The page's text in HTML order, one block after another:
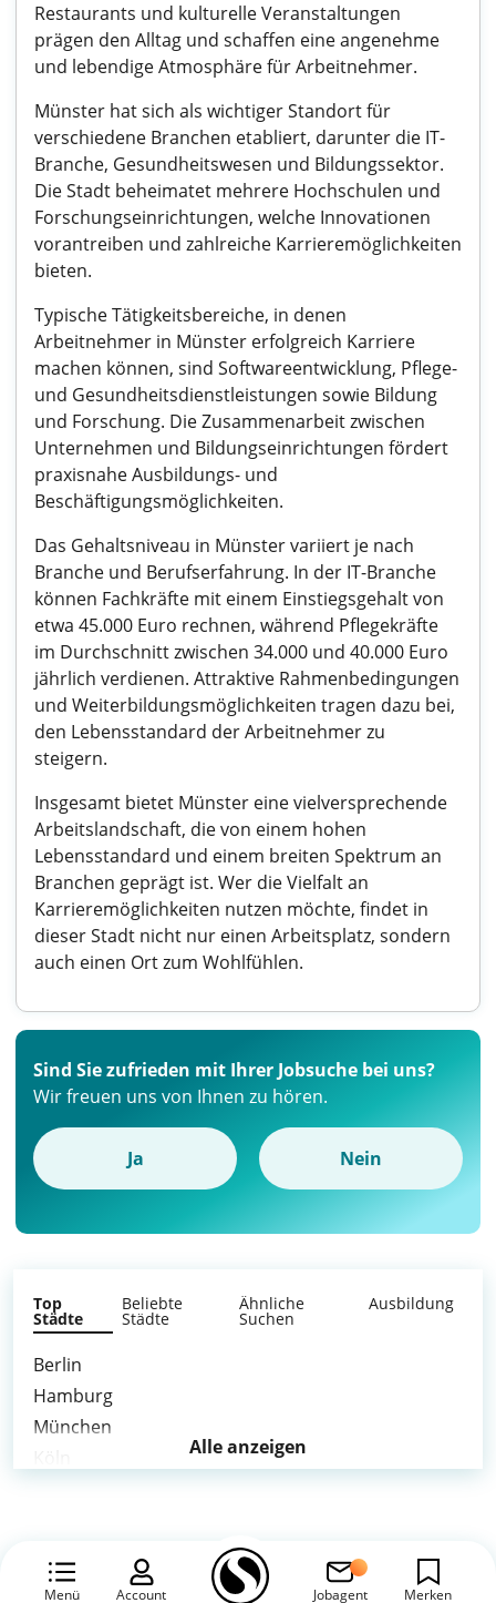
Restaurants und kulturelle Veranstaltungen
prägen den Alltag und schaffen eine angenehme
und lebendige Atmosphäre für Arbeitnehmer.
Münster hat sich als wichtiger Standort für
verschiedene Branchen etabliert, darunter die IT-
Branche, Gesundheitswesen und Bildungssektor.
Die Stadt beheimatet mehrere Hochschulen und
Forschungseinrichtungen, welche Innovationen
vorantreiben und zahlreiche Karrieremöglichkeiten
bieten.
Typische Tätigkeitsbereiche, in denen
Arbeitnehmer in Münster erfolgreich Karriere
machen können, sind Softwareentwicklung, Pflege-
und Gesundheitsdienstleistungen sowie Bildung
und Forschung. Die Zusammenarbeit zwischen
Unternehmen und Bildungseinrichtungen fördert
praxisnahe Ausbildungs- und
Beschäftigungsmöglichkeiten.
Das Gehaltsniveau in Münster variiert je nach
Branche und Berufserfahrung. In der IT-Branche
können Fachkräfte mit einem Einstiegsgehalt von
etwa 45.000 Euro rechnen, während Pflegekräfte
im Durchschnitt zwischen 34.000 und 40.000 Euro
jährlich verdienen. Attraktive Rahmenbedingungen
und Weiterbildungsmöglichkeiten tragen dazu bei,
den Lebensstandard der Arbeitnehmer zu
steigern.
Insgesamt bietet Münster eine vielversprechende
Arbeitslandschaft, die von einem hohen
Lebensstandard und einem breiten Spektrum an
Branchen geprägt ist. Wer die Vielfalt an
Karrieremöglichkeiten nutzen möchte, findet in
dieser Stadt nicht nur einen Arbeitsplatz, sondern
auch einen Ort zum Wohlfühlen.
Menü Account Jobagent Merken
Sind Sie zufrieden mit Ihrer Jobsuche bei uns?
Wir freuen uns von Ihnen zu hören.
Ja Nein
Top
Städte
Beliebte
Städte
Ähnliche
Suchen
Ausbildung
Berlin
Hamburg
München
Leipzig
Alle anzeigen